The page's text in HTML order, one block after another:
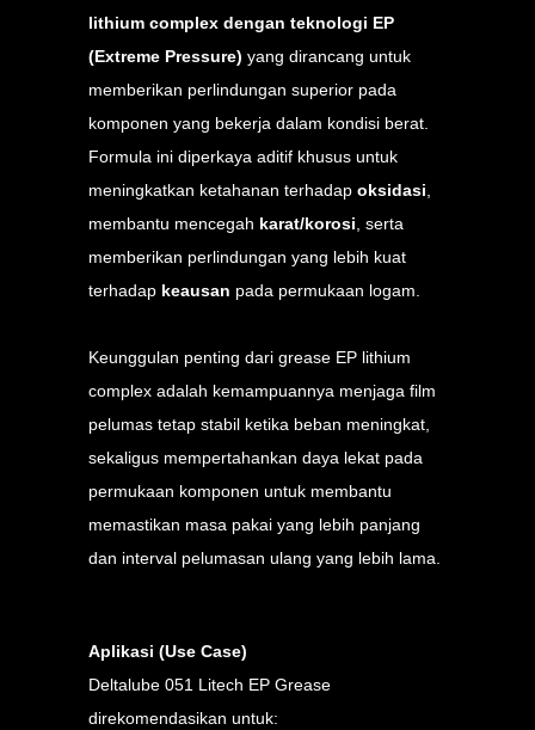
lithium complex dengan teknologi EP
(Extreme Pressure) yang dirancang untuk
memberikan perlindungan superior pada
komponen yang bekerja dalam kondisi berat.
Formula ini diperkaya aditif khusus untuk
meningkatkan ketahanan terhadap oksidasi
membantu mencegah karat/korosi , serta
memberikan perlindungan yang lebih kuat
terhadap keausan pada permukaan logam.
Keunggulan penting dari grease EP lithium
complex adalah kemampuannya menjaga film
pelumas tetap stabil ketika beban meningkat,
sekaligus mempertahankan daya lekat pada
permukaan komponen untuk membantu
memastikan masa pakai yang lebih panjang
dan interval pelumasan ulang yang lebih lama.
Aplikasi (Use Case)
Deltalube 051 Litech EP Grease
direkomendasikan untuk: